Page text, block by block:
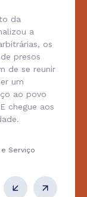
da
a
os
presos
de se reunir
um
ao povo
chegue aos
Serviço